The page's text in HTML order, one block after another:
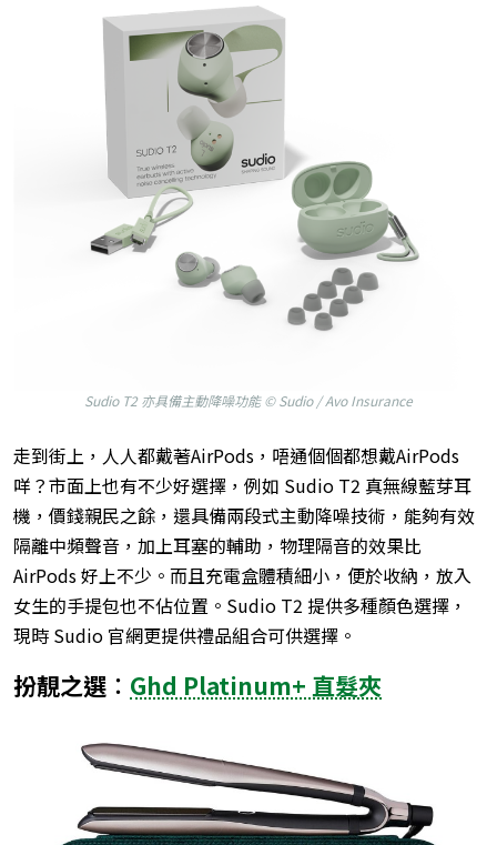
Sudio T2 亦具備主動降噪功能 © Sudio / Avo Insurance
走到街上，人人都戴著AirPods，唔通個個都想戴AirPods
咩？市面上也有不少好選擇，例如 Sudio T2 真無線藍芽耳
機，價錢親民之餘，還具備兩段式主動降噪技術，能夠有效
隔離中頻聲音，加上耳塞的輔助，物理隔音的效果比
AirPods 好上不少。而且充電盒體積細小，便於收納，放入
女生的手提包也不佔位置。Sudio T2 提供多種顏色選擇，
現時 Sudio 官網更提供禮品組合可供選擇。
扮靚之選︰ Ghd Platinum+ 直髮夾